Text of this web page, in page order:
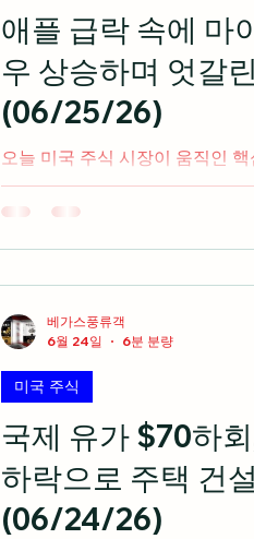
는 AI 컴퓨팅 파워를 클라우드로
반면 관련 경쟁사 인프라 주식들
주식 시황 ▶ 반도체 엑소더스와
국 증시는 전날 2020년 이후 최
이 누적되며 반도체 주식
애플 급락 속에 마
우 상승하며 엇갈
(06/25/26)
오늘 미국 주식 시장이 움직인
음(미 동부 시간 오후 2시 기준) 5월 PCE 물가지수가 시장
예상치에 부합하며 10년물 국채
상하자 수요 둔화 우려에 나란히
예상을 비웃듯 매출이 4배 폭증
성하며 17%대 폭등해 반도체 섹
속에서도 캐터필라, JP모건 등
수는 장중 52655를 돌파해 사상
만 달러 아래로 추락하며 관련
저치로 밀리는 등 위험 자산 내에
미국 주식 시황 ▶ 기술주 부진 속
사상최고치 경신 미국 증시는 매
도 대형 기술주와 가치주 간의 뚜
국제 유가 $70하
하락으로 주택 건
(06/24/26)
미국 주식
베가스풍류객
6월 24일
6분 분량